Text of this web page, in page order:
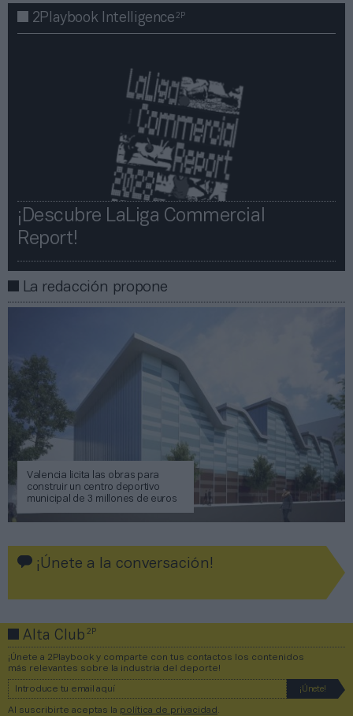
2Playbook Intelligence2P
¡Descubre LaLiga Commercial
Report!​​
La redacción propone
Valencia licita las obras para
construir un centro deportivo
municipal de 3 millones de euros
¡Únete a la conversación!
Alta Club2P
¡Únete a 2Playbook y comparte con tus contactos los contenidos
más relevantes sobre la industria del deporte!
Al suscribirte aceptas la política de privacidad